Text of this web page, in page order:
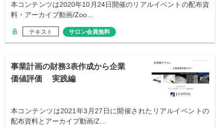
本コンテンツは2020年10月24日開催のリアルイベントの配布資
料・アーカイブ動画/Zoo…
テキスト サロン会員無料
事業計画の財務3表作成から企業
価値評価 実践編
本コンテンツは2021年3月27日に開催されたリアルイベントの
配布資料とアーカイブ動画/Z…